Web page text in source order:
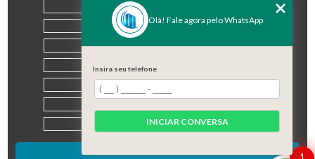
EMPRESA
PRODUTOS
MAPA DO SITE
Olá! Fale agora pelo WhatsApp
Insira seu telefone
INICIAR CONVERSA